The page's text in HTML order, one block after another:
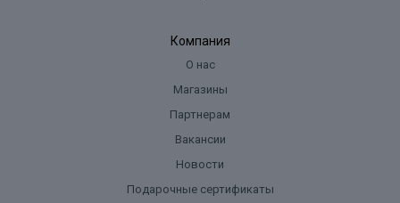
Компания
О нас
Магазины
Партнерам
Вакансии
Новости
Подарочные сертификаты